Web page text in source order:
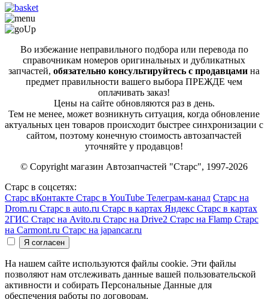
Во избежание неправильного подбора или перевода по
справочникам номеров оригинальных и дубликатных
запчастей, обязательно консультируйтесь с продавцами на
предмет правильности вашего выбора ПРЕЖДЕ чем
оплачивать заказ!
Цены на сайте обновляются раз в день.
Тем не менее, может возникнуть ситуация, когда обновление
актуальных цен товаров происходит быстрее синхронизации с
сайтом, поэтому конечную стоимость автозапчастей
уточняйте у продавцов!
© Copyright магазин Автозапчастей "Старс", 1997-2026
Старс в соцсетях:
Старс вКонтакте Старс в YouTube Телеграм-канал Старс на
Drom.ru Старс в auto.ru Старс в картах Яндекс Старс в картах
2ГИС Старс на Avito.ru Старс на Drive2 Старс на Flamp Старс
на Carmont.ru Старс на japancar.ru
На нашем сайте используются файлы cookie. Эти файлы
позволяют нам отслеживать данные вашей пользовательской
активности и собирать Персональные Данные для
обеспечения работы по договорам.